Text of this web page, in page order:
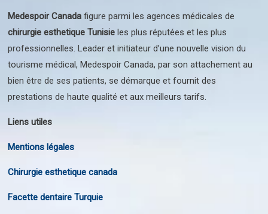
Medespoir Canada figure parmi les agences médicales de
chirurgie esthetique Tunisie les plus réputées et les plus
professionnelles. Leader et initiateur d’une nouvelle vision du
tourisme médical, Medespoir Canada, par son attachement au
bien être de ses patients, se démarque et fournit des
prestations de haute qualité et aux meilleurs tarifs.
Liens utiles
Mentions légales
Chirurgie esthetique canada
Facette dentaire Turquie